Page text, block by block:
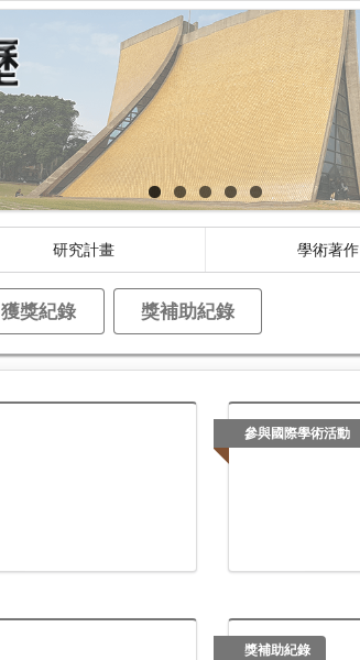
研究計畫 學術著作
獲獎紀錄 獎補助紀錄
參與國際學術活動
獎補助紀錄